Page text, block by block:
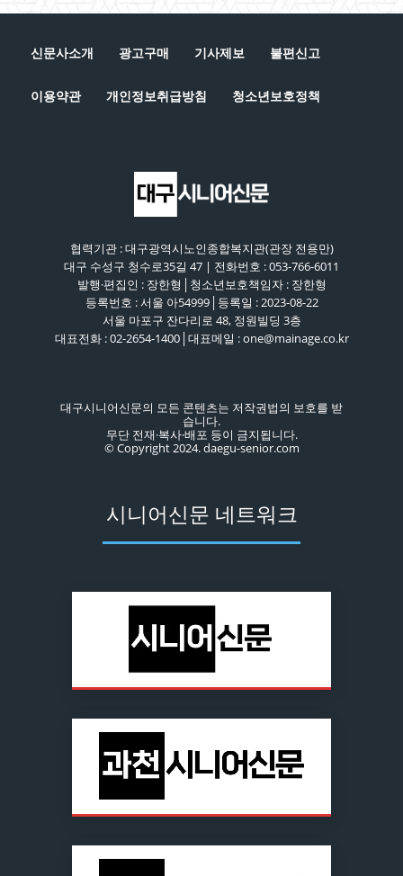
신문사소개 광고구매 기사제보 불편신고
이용약관 개인정보취급방침 청소년보호정책
협력기관 : 대구광역시노인종합복지관(관장 전용만)
대구 수성구 청수로35길 47 | 전화번호 : 053-766-6011
발행·편집인 : 장한형│청소년보호책임자 : 장한형
등록번호 : 서울 아54999│등록일 : 2023-08-22
서울 마포구 잔다리로 48, 정원빌딩 3층
대표전화 : 02-2654-1400│대표메일 : one@mainage.co.kr
대구시니어신문의 모든 콘텐츠는 저작권법의 보호를 받
습니다.
무단 전재·복사·배포 등이 금지됩니다.
© Copyright 2024. daegu-senior.com
시니어신문 네트워크